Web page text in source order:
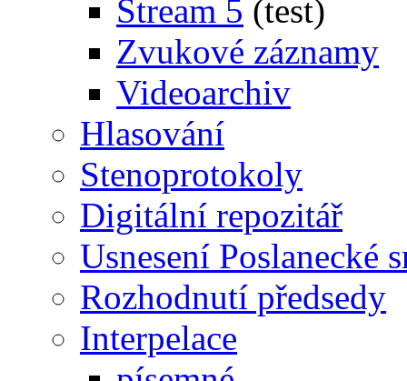
Stream 5 (test)
Zvukové záznamy
Videoarchiv
Hlasování
Stenoprotokoly
Digitální repozitář
Usnesení Poslanecké
Rozhodnutí předsedy
Interpelace